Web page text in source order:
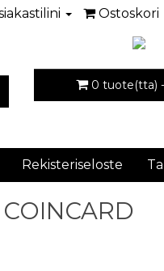
Ostoskori
0 tuote(tta)
Rekisteriseloste